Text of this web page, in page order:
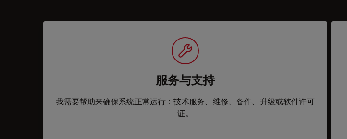
服务与支持
我需要帮助来确保系统正常运行：技术服务、维修、备件、升级或软件许可
证。